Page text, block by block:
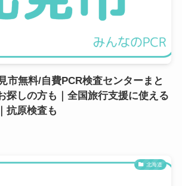
市無料/自費PCR検査センターまと
探しの方も｜全国旅行支援に使える
抗原検査も
北海道